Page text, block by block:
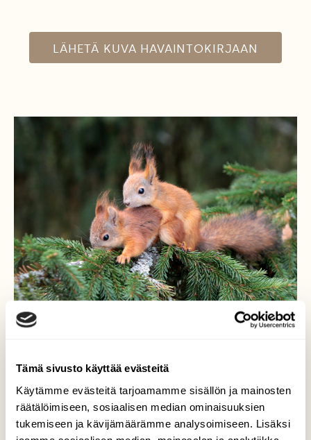
Tämä sivusto käyttää evästeitä
Käytämme evästeitä tarjoamamme sisällön ja mainosten
räätälöimiseen, sosiaalisen median ominaisuuksien
tukemiseen ja kävijämäärämme analysoimiseen. Lisäksi
LÄHETÄ KUVA HAVAINTOKIRJAAN
Herkkä hetki
Parvekkeeni edessä kasvaa suuri vanha
kuusi jonka oksistoissa viihtyy monenlaiset